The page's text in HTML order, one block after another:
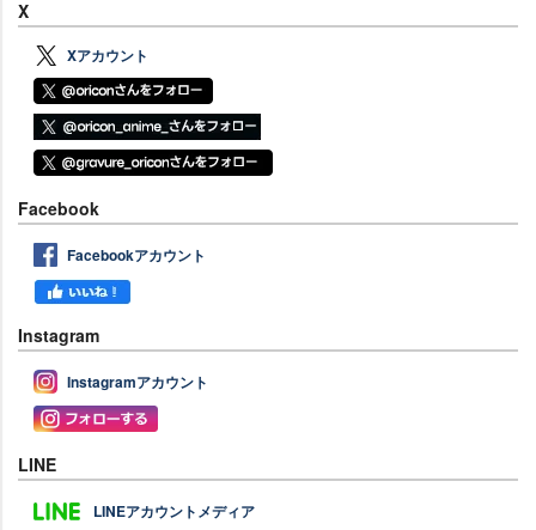
X
Xアカウント
Facebook
Facebookアカウント
Instagram
Instagramアカウント
LINE
LINEアカウントメディア